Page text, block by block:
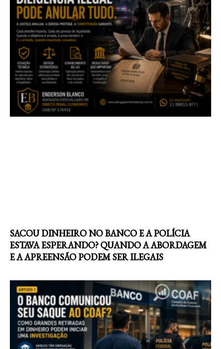
SACOU DINHEIRO NO BANCO E A POLÍCIA
ESTAVA ESPERANDO? QUANDO A ABORDAGEM
E A APREENSÃO PODEM SER ILEGAIS